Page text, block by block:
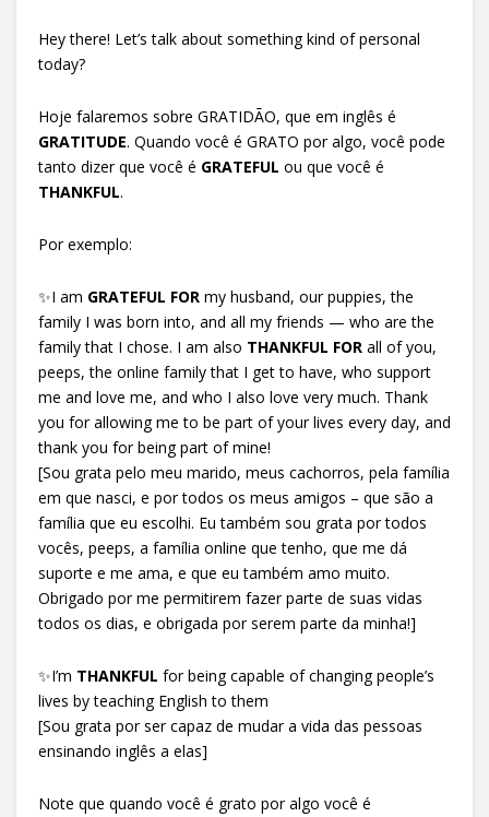
Hey there! Let’s talk about something kind of personal
today?
Hoje falaremos sobre GRATIDÃO, que em inglês é
GRATITUDE. Quando você é GRATO por algo, você pode
tanto dizer que você é GRATEFUL ou que você é
THANKFUL.
Por exemplo:
✨I am GRATEFUL FOR my husband, our puppies, the
family I was born into, and all my friends — who are the
family that I chose. I am also THANKFUL FOR all of you,
peeps, the online family that I get to have, who support
me and love me, and who I also love very much. Thank
you for allowing me to be part of your lives every day, and
thank you for being part of mine!
[Sou grata pelo meu marido, meus cachorros, pela família
em que nasci, e por todos os meus amigos – que são a
família que eu escolhi. Eu também sou grata por todos
vocês, peeps, a família online que tenho, que me dá
suporte e me ama, e que eu também amo muito.
Obrigado por me permitirem fazer parte de suas vidas
todos os dias, e obrigada por serem parte da minha!]
✨I’m THANKFUL for being capable of changing people’s
lives by teaching English to them
[Sou grata por ser capaz de mudar a vida das pessoas
ensinando inglês a elas]
Note que quando você é grato por algo você é